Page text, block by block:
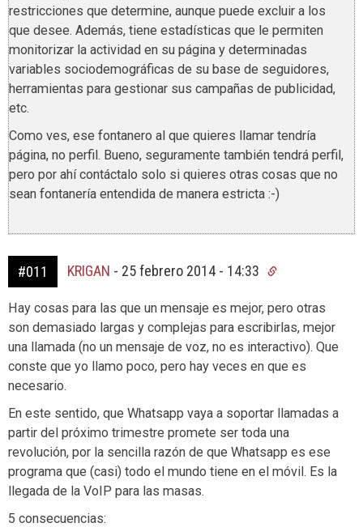
restricciones que determine, aunque puede excluir a los
que desee. Además, tiene estadísticas que le permiten
monitorizar la actividad en su página y determinadas
variables sociodemográficas de su base de seguidores,
herramientas para gestionar sus campañas de publicidad,
etc.
Como ves, ese fontanero al que quieres llamar tendría
página, no perfil. Bueno, seguramente también tendrá perfil,
pero por ahí contáctalo solo si quieres otras cosas que no
sean fontanería entendida de manera estricta :-)
#011 KRIGAN - 25 febrero 2014 - 14:33
Hay cosas para las que un mensaje es mejor, pero otras
son demasiado largas y complejas para escribirlas, mejor
una llamada (no un mensaje de voz, no es interactivo). Que
conste que yo llamo poco, pero hay veces en que es
necesario.
En este sentido, que Whatsapp vaya a soportar llamadas a
partir del próximo trimestre promete ser toda una
revolución, por la sencilla razón de que Whatsapp es ese
programa que (casi) todo el mundo tiene en el móvil. Es la
llegada de la VoIP para las masas.
5 consecuencias: